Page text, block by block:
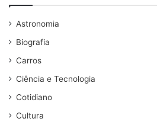
Astronomia
Biografia
Carros
Ciência e Tecnologia
Cotidiano
Cultura